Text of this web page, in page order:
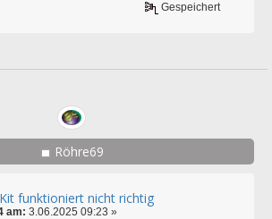
Gespeichert
Röhre69
funktioniert nicht richtig
am: 3.06.2025 09:23 »